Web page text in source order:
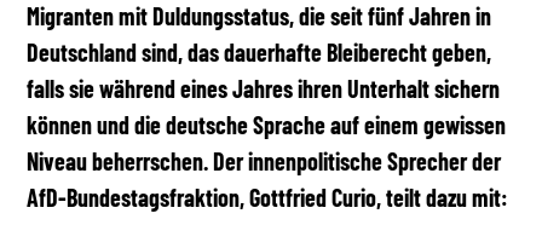
Migranten mit Duldungsstatus, die seit fünf Jahren in
Deutschland sind, das dauerhafte Bleiberecht geben,
falls sie während eines Jahres ihren Unterhalt sichern
können und die deutsche Sprache auf einem gewissen
Niveau beherrschen. Der innenpolitische Sprecher der
AfD-Bundestagsfraktion, Gottfried Curio, teilt dazu mit: